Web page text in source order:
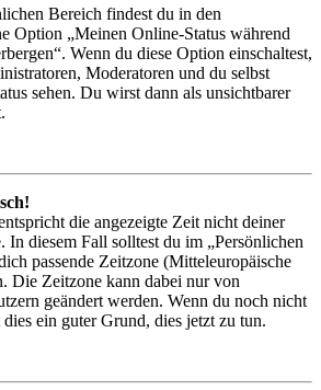
Bereich findest du in den
Option „Meinen Online-Status während
Wenn du diese Option einschaltest,
Moderatoren und du selbst
sehen. Du wirst dann als unsichtbarer
die angezeigte Zeit nicht deiner
In diesem Fall solltest du im „Persönlichen
passende Zeitzone (Mitteleuropäische
Die Zeitzone kann dabei nur von
geändert werden. Wenn du noch nicht
ein guter Grund, dies jetzt zu tun.